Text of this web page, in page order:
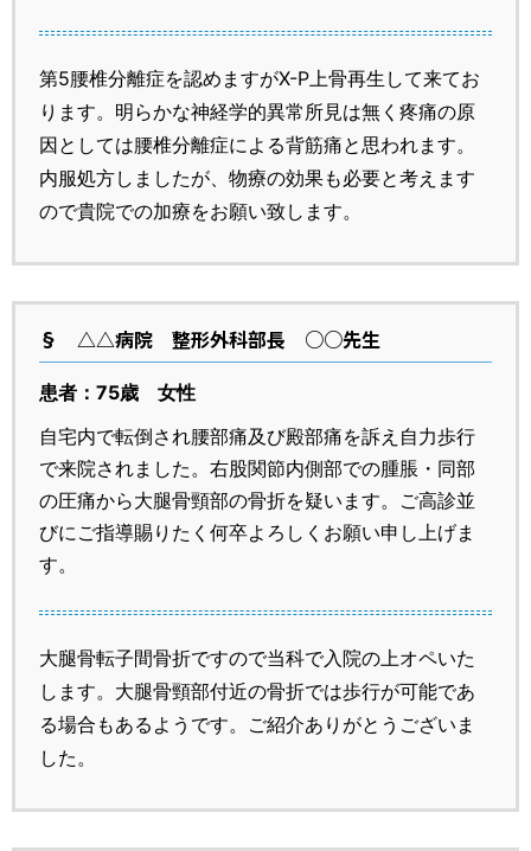
第5腰椎分離症を認めますがX-P上骨再生して来てお
ります。明らかな神経学的異常所見は無く疼痛の原
因としては腰椎分離症による背筋痛と思われます。
内服処方しましたが、物療の効果も必要と考えます
ので貴院での加療をお願い致します。
§ △△病院 整形外科部長 ○○先生
患者：75歳 女性
自宅内で転倒され腰部痛及び殿部痛を訴え自力歩行
で来院されました。右股関節内側部での腫脹・同部
の圧痛から大腿骨頸部の骨折を疑います。ご高診並
びにご指導賜りたく何卒よろしくお願い申し上げま
す。
大腿骨転子間骨折ですので当科で入院の上オペいた
します。大腿骨頸部付近の骨折では歩行が可能であ
る場合もあるようです。ご紹介ありがとうございま
した。